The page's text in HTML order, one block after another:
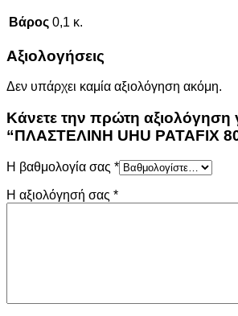
Βάρος 0,1 κ.
Αξιολογήσεις
Δεν υπάρχει καμία αξιολόγηση ακόμη.
Κάνετε την πρώτη αξιολόγηση
“ΠΛΑΣΤΕΛΙΝΗ UHU PATAFIX
Η βαθμολογία σας *
Η αξιολόγησή σας *